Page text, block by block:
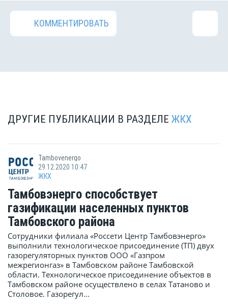
КОММЕНТИРОВАТЬ
ДРУГИЕ ПУБЛИКАЦИИ В РАЗДЕЛЕ ЖКХ
Tambovenergo
29.12.2020 10:47
ЖКХ
Тамбовэнерго способствует
газификации населенных пунктов
Тамбовского района
Сотрудники филиала «Россети Центр Тамбовэнерго»
выполнили технологическое присоединение (ТП) двух
газорегуляторных пунктов ООО «Газпром
межрегионгаз» в Тамбовском районе Тамбовской
области. Технологическое присоединение объектов в
Тамбовском районе осуществлено в селах Татаново и
Столовое. Газорегул...